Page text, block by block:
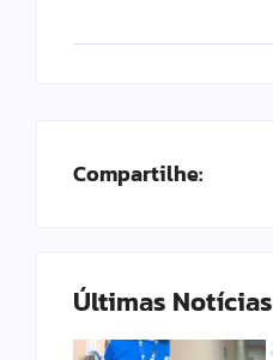
Compartilhe:
Últimas Notícias